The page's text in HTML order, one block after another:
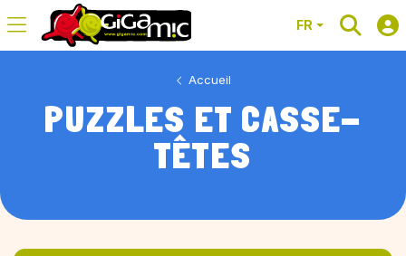
FR
Accueil
PUZZLES ET CASSE-
TÊTES